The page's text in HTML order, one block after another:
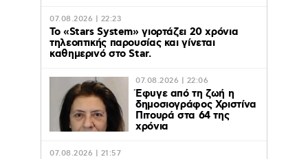
07.08.2026 | 22:23
Το «Stars System» γιορτάζει 20 χρόνια
τηλεοπτικής παρουσίας και γίνεται
καθημερινό στο Star.
07.08.2026 | 22:06
Έφυγε από τη ζωή η
δημοσιογράφος Χριστίνα
Πιτουρά στα 64 της
χρόνια
07.08.2026 | 21:57